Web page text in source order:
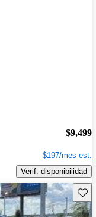
$9,499
$197/mes est.
Verif. disponibilidad